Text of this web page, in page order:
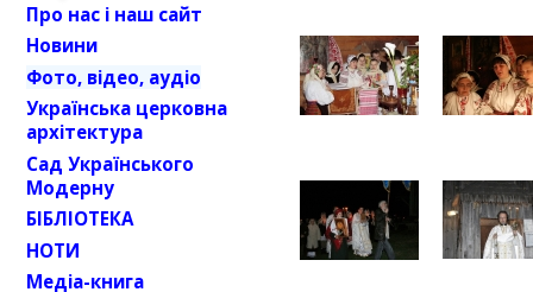
Про нас і наш сайт
Новини
Фото, відео, аудіо
Українська церковна
архітектура
Сад Українського
Модерну
БІБЛІОТЕКА
НОТИ
Медіа-книга